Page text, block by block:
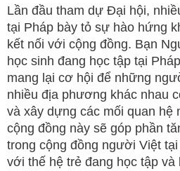
Lần đầu tham dự Đại hội,
tại Pháp bày tỏ sự hào hứng
kết nối với cộng đồng. Bạn
học sinh đang học tập tại
mang lại cơ hội để những
nhiều địa phương khác nhau
và xây dựng các mối quan hệ
cộng đồng này sẽ góp phần
trong cộng đồng người Việt
với thế hệ trẻ đang học tập và